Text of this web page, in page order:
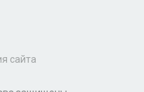
сайта